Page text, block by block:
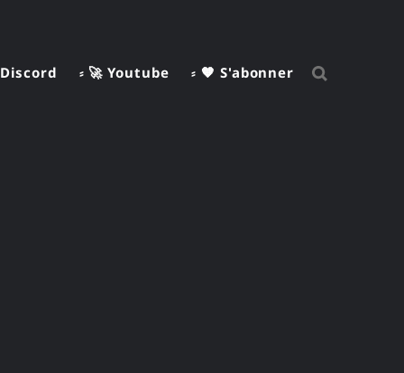
Discord ⸗ 🚀 Youtube ⸗ 🧡 S'abonner